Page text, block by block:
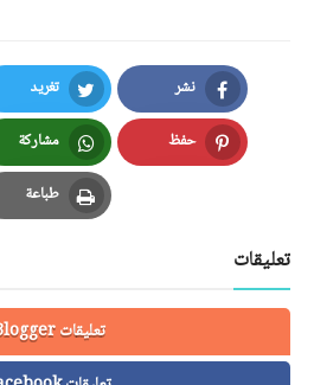
نشر
Facebook
تغريد
Twitter
حفظ
Pinterest
مشاركة
Whatsapp
طباعة
Print
تعليقات
تعليقات Blogger